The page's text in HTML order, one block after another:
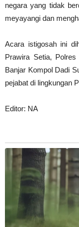
negara yang tidak
meyayangi dan
Acara istigosah ini
Prawira Setia,
Banjar Kompol Dadi
pejabat di lingkungan
Editor: NA